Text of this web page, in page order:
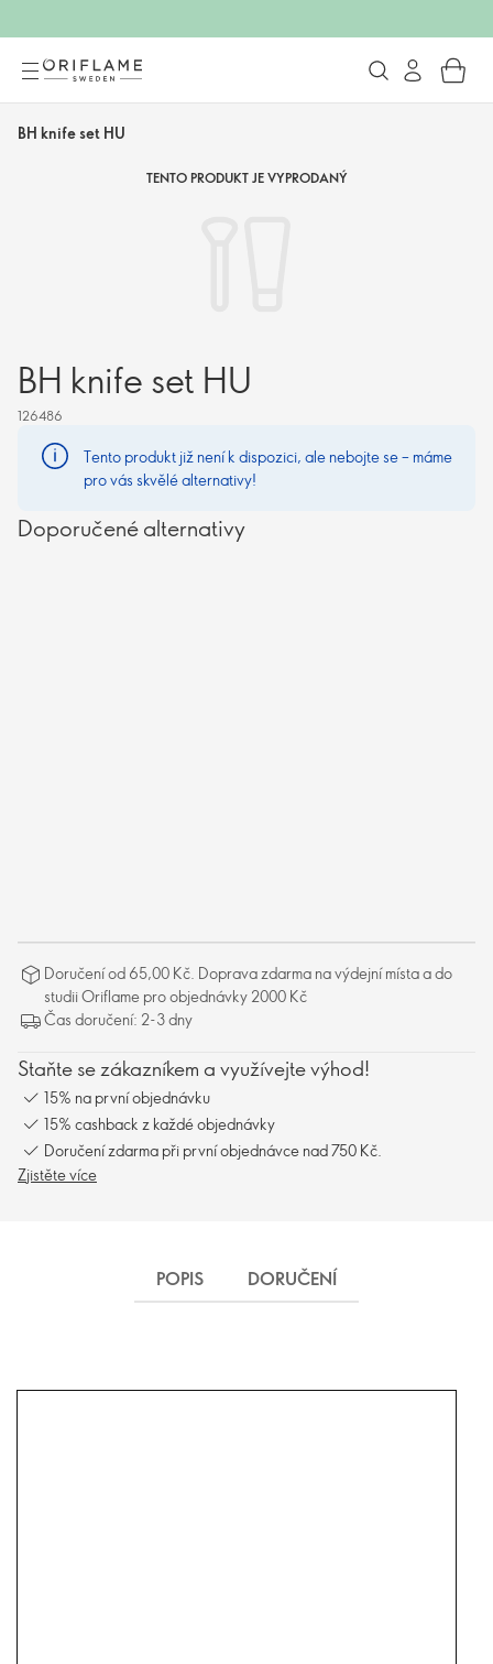
BH knife set HU
TENTO PRODUKT JE VYPRODANÝ
BH knife set HU
126486
Tento produkt již není k dispozici, ale nebojte se – máme
pro vás skvělé alternativy!
Doporučené alternativy
Doručení od 65,00 Kč. Doprava zdarma na výdejní místa a do
studii Oriflame pro objednávky 2000 Kč
Čas doručení: 2-3 dny
Staňte se zákazníkem a využívejte výhod!
15% na první objednávku
15% cashback z každé objednávky
Doručení zdarma při první objednávce nad 750 Kč.
Zjistěte více
POPIS DORUČENÍ